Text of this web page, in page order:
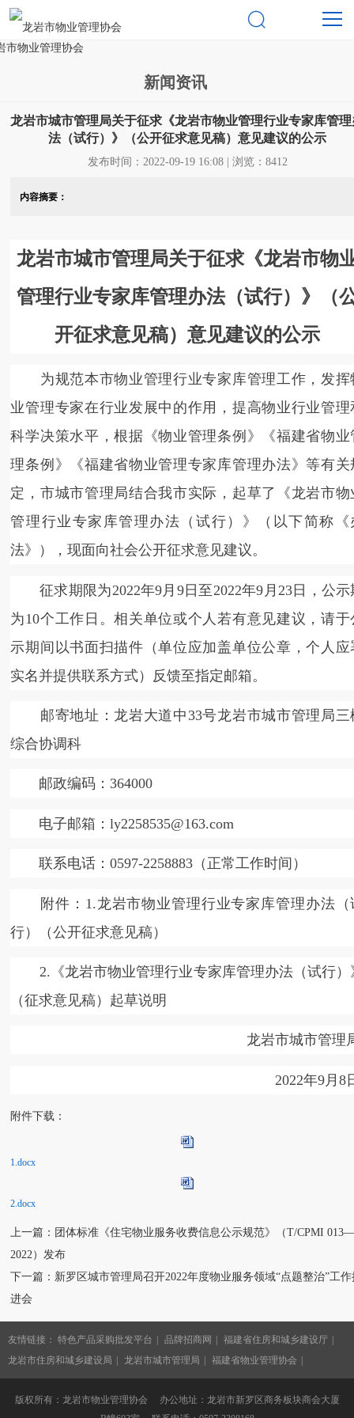

新闻资讯
龙岩市城市管理局关于征求《龙岩市物业管理行业专家库管
法（试行）》（公开征求意见稿）意见建议的公示
发布时间：2022-09-19 16:08 | 浏览：8412
内容摘要：
龙岩市城市管理局关于征求《龙岩市物
管理行业专家库管理办法（试行）》（
开征求意见稿）意见建议的公示
为规范本市物业管理行业专家库管理工作，发挥
业管理专家在行业发展中的作用，提高物业行业管理
科学决策水平，根据《物业管理条例》《福建省物业
理条例》《福建省物业管理专家库管理办法》等有关
定，市城市管理局结合我市实际，起草了《龙岩市物
管理行业专家库管理办法（试行）》（以下简称《
法》），现面向社会公开征求意见建议。
征求期限为2022年9月9日至2022年9月23日，公示
为10个工作日。相关单位或个人若有意见建议，请于
示期间以书面扫描件（单位应加盖单位公章，个人应
实名并提供联系方式）反馈至指定邮箱。
邮寄地址：龙岩大道中33号龙岩市城市管理局三
综合协调科
邮政编码：364000
电子邮箱：ly2258535@163.com
联系电话：0597-2258883（正常工作时间）
附件：1.龙岩市物业管理行业专家库管理办法（
行）（公开征求意见稿）
2.《龙岩市物业管理行业专家库管理办法（试行）
（征求意见稿）起草说明
龙岩市城市管理
2022年9月8
附件下载：
1.docx
2.docx
上一篇：团体标准《住宅物业服务收费信息公示规范》（T/CPMI
2022）发布
下一篇：新罗区城市管理局召开2022年度物业服务领域“点题整治”工作
进会
友情链接： 特色产品采购批发平台 品牌招商网
福建省住房和城乡建设厅
龙岩市住房和城乡建设局
龙岩市城市管理局 福建省物业管理协会
版权所有：龙岩市物业管理协会 办公地址：龙岩市新罗区商务板块商会大厦